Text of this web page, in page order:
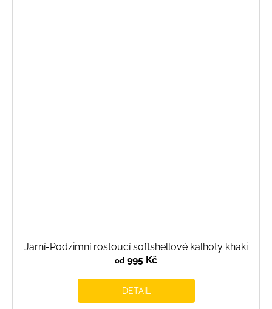
Jarní-Podzimní rostoucí softshellové kalhoty khaki
od 995 Kč
DETAIL